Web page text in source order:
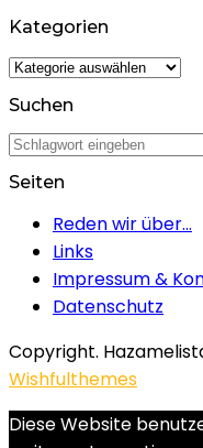
Kategorien
Kategorien
Suchen
Seiten
Reden wir über…
Links
Impressum &
Datenschutz
Copyright.
Wishfulthemes
Diese Website